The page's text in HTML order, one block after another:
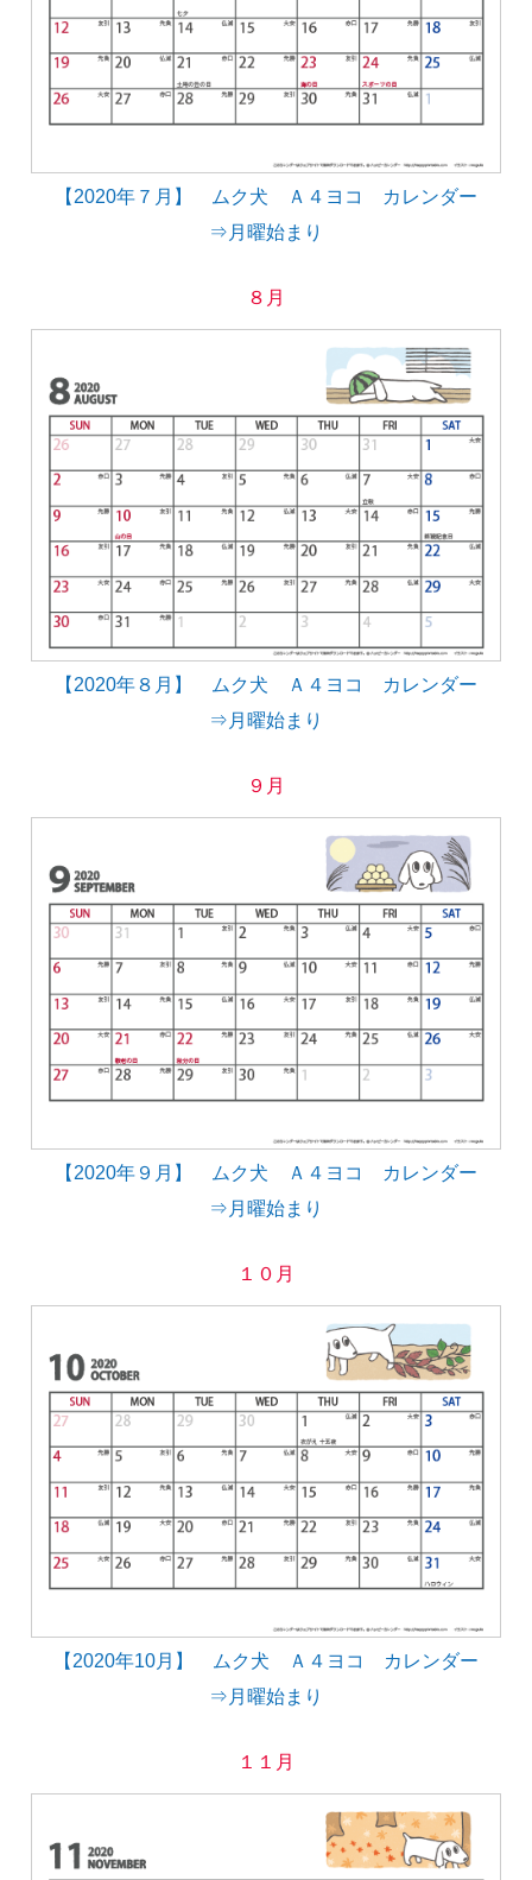
【2020年７月】 ムク犬 Ａ４ヨコ カレンダー
⇒月曜始まり
８月
【2020年８月】 ムク犬 Ａ４ヨコ カレンダー
⇒月曜始まり
９月
【2020年９月】 ムク犬 Ａ４ヨコ カレンダー
⇒月曜始まり
１０月
【2020年10月】 ムク犬 Ａ４ヨコ カレンダー
⇒月曜始まり
１１月